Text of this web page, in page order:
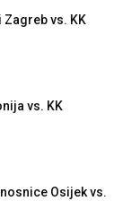
Zagreb vs. KK
vs. KK
Osijek vs.